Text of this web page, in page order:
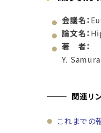
会議名：
論文名：
著 者：
Y.
関連リ
これまでの